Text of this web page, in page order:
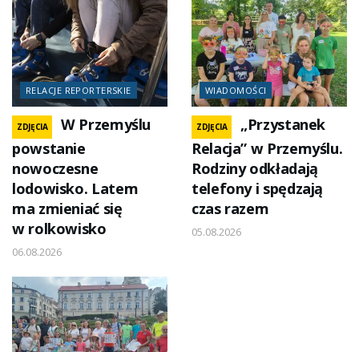
RELACJE REPORTERSKIE
ZDJĘCIA
W Przemyślu
powstanie
nowoczesne
lodowisko. Latem
ma zmieniać się
w rolkowisko
06.08.2026
WIADOMOŚCI
ZDJĘCIA
„Przystanek
Relacja” w Przemyślu.
Rodziny odkładają
telefony i spędzają
czas razem
05.08.2026